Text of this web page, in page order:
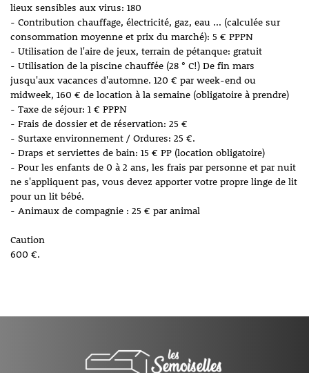
lieux sensibles aux virus: 180
- Contribution chauffage, électricité, gaz, eau ... (calculée sur
consommation moyenne et prix du marché): 5 € PPPN
- Utilisation de l'aire de jeux, terrain de pétanque: gratuit
- Utilisation de la piscine chauffée (28 ° C!) De fin mars
jusqu'aux vacances d'automne. 120 € par week-end ou
midweek, 160 € de location à la semaine (obligatoire à prendre)
- Taxe de séjour: 1 € PPPN
- Frais de dossier et de réservation: 25 €
- Surtaxe environnement / Ordures: 25 €.
- Draps et serviettes de bain: 15 € PP (location obligatoire)
- Pour les enfants de 0 à 2 ans, les frais par personne et par nuit
ne s'appliquent pas, vous devez apporter votre propre linge de lit
pour un lit bébé.
- Animaux de compagnie : 25 € par animal
Caution
600 €.